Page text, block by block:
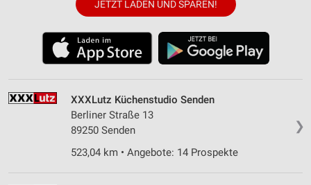
JETZT LADEN UND SPAREN!
❯
XXXLutz Küchenstudio Senden
Berliner Straße 13
89250 Senden
523,04 km • Angebote: 14 Prospekte